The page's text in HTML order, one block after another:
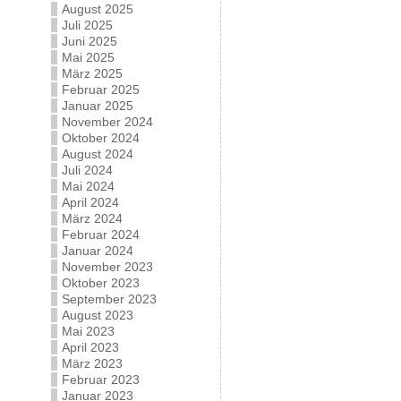
August 2025
Juli 2025
Juni 2025
Mai 2025
März 2025
Februar 2025
Januar 2025
November 2024
Oktober 2024
August 2024
Juli 2024
Mai 2024
April 2024
März 2024
Februar 2024
Januar 2024
November 2023
Oktober 2023
September 2023
August 2023
Mai 2023
April 2023
März 2023
Februar 2023
Januar 2023